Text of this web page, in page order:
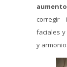
corregir
faciales
y